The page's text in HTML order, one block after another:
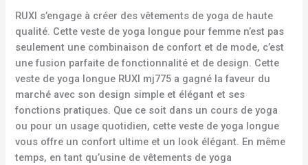
RUXI s’engage à créer des vêtements de yoga de haute
qualité. Cette veste de yoga longue pour femme n’est pas
seulement une combinaison de confort et de mode, c’est
une fusion parfaite de fonctionnalité et de design. Cette
veste de yoga longue RUXI mj775 a gagné la faveur du
marché avec son design simple et élégant et ses
fonctions pratiques. Que ce soit dans un cours de yoga
ou pour un usage quotidien, cette veste de yoga longue
vous offre un confort ultime et un look élégant. En même
temps, en tant qu’usine de vêtements de yoga